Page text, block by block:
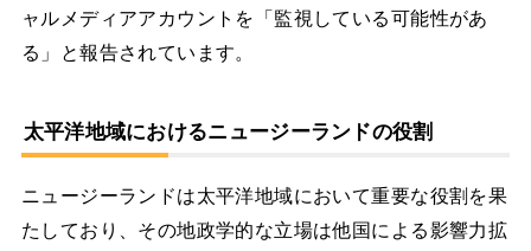
ャルメディアアカウントを「監視している可能性があ
る」と報告されています。
太平洋地域におけるニュージーランドの役割
ニュージーランドは太平洋地域において重要な役割を果
たしており、その地政学的な立場は他国による影響力拡